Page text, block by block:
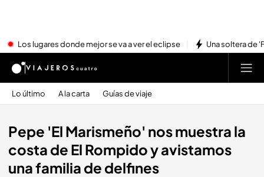
Los lugares donde mejor se va a ver el eclipse Una soltera de
Lo último A la carta Guías de viaje
Pepe 'El Marismeño' nos muestra la
costa de El Rompido y avistamos
una familia de delfines